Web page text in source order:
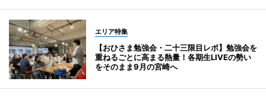
エリア特集
【おひさま勉強会・二十三限目レポ】勉強会を
重ねるごとに高まる熱量！各期生LIVEの勢い
をそのまま9月の宮崎へ